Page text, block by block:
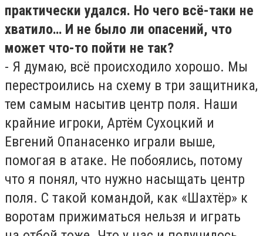
практически удался. Но чего всё-таки не
хватило… И не было ли опасений, что
может что-то пойти не так?
- Я думаю, всё происходило хорошо. Мы
перестроились на схему в три защитника,
тем самым насытив центр поля. Наши
крайние игроки, Артём Сухоцкий и
Евгений Опанасенко играли выше,
помогая в атаке. Не побоялись, потому
что я понял, что нужно насыщать центр
поля. С такой командой, как «Шахтёр» к
воротам прижиматься нельзя и играть